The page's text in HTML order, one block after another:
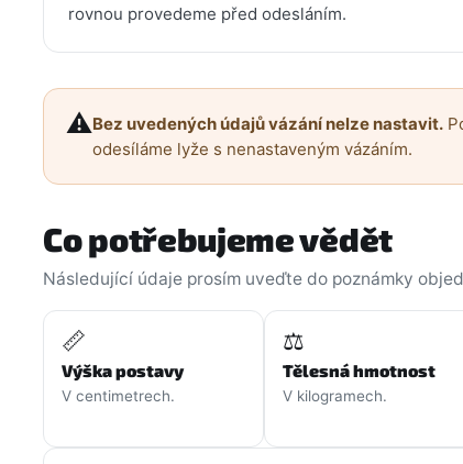
rovnou provedeme před odesláním.
⚠️Bez uvedených údajů vázání nelze nastavit.
odesíláme lyže s nenastaveným vázáním.
Co potřebujeme vědět
Následující údaje prosím uveďte do poznámky
📏
Výška postavy
V centimetrech.
⚖️
Tělesná hmotnost
V kilogramech.